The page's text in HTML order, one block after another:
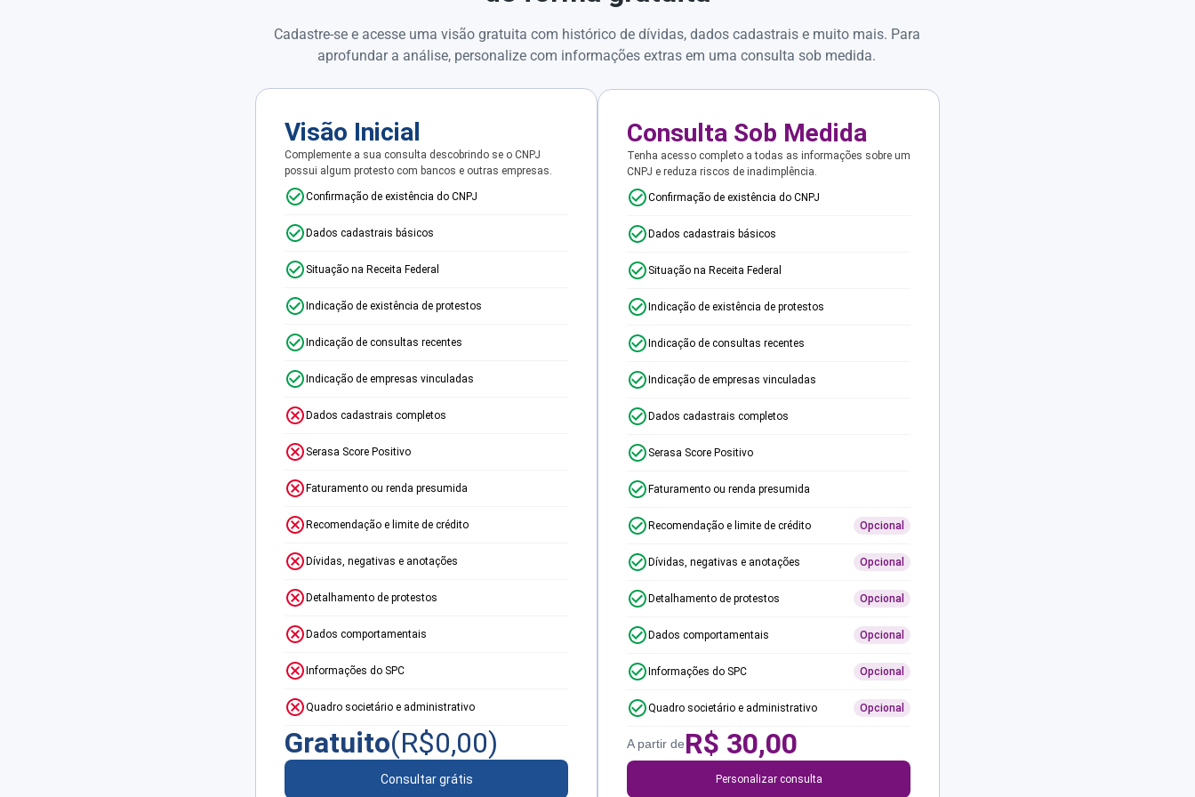
Cadastre-se e acesse uma visão gratuita com histórico de dívidas, dados cadastrais e muito mais. Para
aprofundar a análise, personalize com informações extras em uma consulta sob medida.
Visão Inicial
Complemente a sua consulta descobrindo se o CNPJ
possui algum protesto com bancos e outras empresas.
Confirmação de existência do CNPJ
Dados cadastrais básicos
Situação na Receita Federal
Indicação de existência de protestos
Indicação de consultas recentes
Indicação de empresas vinculadas
Dados cadastrais completos
Serasa Score Positivo
Faturamento ou renda presumida
Recomendação e limite de crédito
Dívidas, negativas e anotações
Detalhamento de protestos
Dados comportamentais
Informações do SPC
Quadro societário e administrativo
Gratuito(R$0,00)
Consultar grátis
Consulta Sob Medida
Tenha acesso completo a todas as informações sobre um
CNPJ e reduza riscos de inadimplência.
Confirmação de existência do CNPJ
Dados cadastrais básicos
Situação na Receita Federal
Indicação de existência de protestos
Indicação de consultas recentes
Indicação de empresas vinculadas
Dados cadastrais completos
Serasa Score Positivo
Faturamento ou renda presumida
Recomendação e limite de crédito Opcional
Dívidas, negativas e anotações Opcional
Detalhamento de protestos Opcional
Dados comportamentais Opcional
Informações do SPC Opcional
Quadro societário e administrativo Opcional
A partir deR$ 30,00
Personalizar consulta